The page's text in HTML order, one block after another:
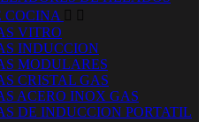
COCINA  
VITRO
INDUCCION
MODULARES
CRISTAL GAS
ACERO INOX GAS
DE INDUCCION PORTATIL